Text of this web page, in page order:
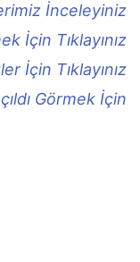
İnceleyiniz
İçin Tıklayınız
İçin Tıklayınız
Görmek İçin